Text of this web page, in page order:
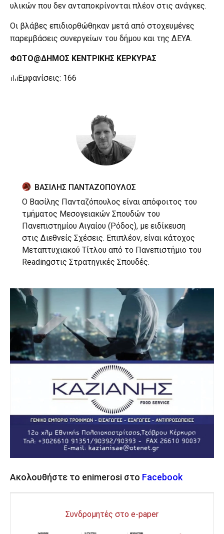
υλικών που δεν ανταποκρίνονται πλέον στις ανάγκες.
Οι βλάβες επιδιορθώθηκαν μετά από στοχευμένες
παρεμβάσεις συνεργείων του δήμου και της ΔΕΥΑ.
ΦΩΤΟ@ΔΗΜΟΣ ΚΕΝΤΡΙΚΗΣ ΚΕΡΚΥΡΑΣ
Εμφανίσεις: 166
ΒΑΣΙΛΗΣ ΠΑΝΤΑΖΟΠΟΥΛΟΣ
Ο Βασίλης Πανταζόπουλος είναι απόφοιτος του
τμήματος Μεσογειακών Σπουδών του
Πανεπιστημίου Αιγαίου (Ρόδος), με ειδίκευση
στις Διεθνείς Σχέσεις. Επιπλέον, είναι κάτοχος
Μεταπτυχιακού Τίτλου από το Πανεπιστήμιο του
Readingστις Στρατηγικές Σπουδές.
Ακολουθήστε το enimerosi στο Facebook
Συνδρομητές στο e-paper